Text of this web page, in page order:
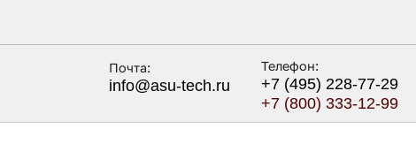
Почта:
info@asu-tech.ru
Телефон:
+7 (495) 228-77-29
+7 (800) 333-12-99